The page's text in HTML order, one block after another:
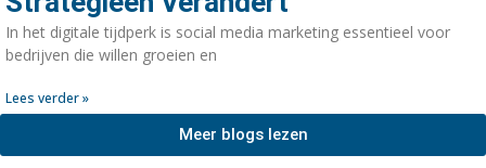
In het digitale tijdperk is social media marketing essentieel voor
bedrijven die willen groeien en
Lees verder »
Meer blogs lezen